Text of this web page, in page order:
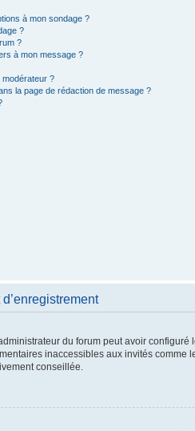
à mon sondage ?
?
?
à mon message ?
?
la page de rédaction de message ?
du forum peut avoir
inaccessibles aux invités comme
conseillée.